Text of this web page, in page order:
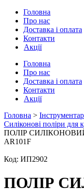
Головна
Про нас
Доставка і оплата
Контакти
Акції
Головна
Про нас
Доставка і оплата
Контакти
Акції
Головна >
Силіконові поліри для
ПОЛІР
AR101F
Код: ИП2902
ПОЛІР